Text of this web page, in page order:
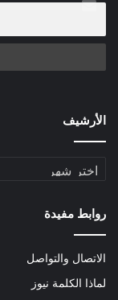
الأرشيف
الأرشيف
روابط مفيدة
الاتصال والتواصل
لماذا الكلمة نيوز